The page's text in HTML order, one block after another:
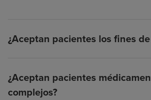
¿Aceptan pacientes los fines
¿Aceptan pacientes
complejos?